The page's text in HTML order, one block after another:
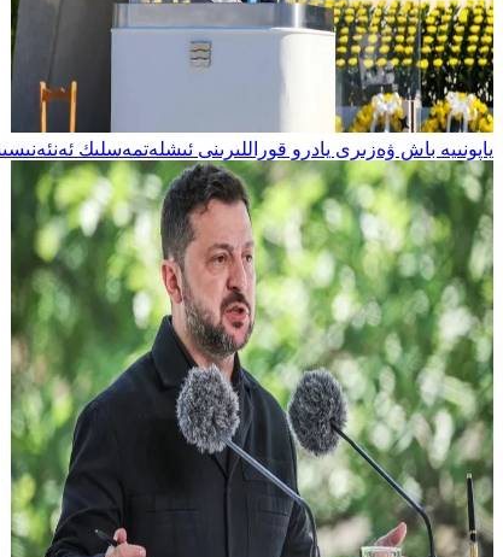
ياپونىيە باش ۋەزىرى يادرو قوراللىرىنى ئىشلەتمەسلىك